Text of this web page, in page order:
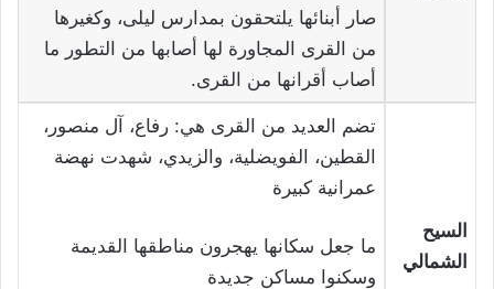
صار أبنائها يلتحقون بمدارس ليلى، وكغيرها
من القرى المجاورة لها أصابها من التطور ما
أصاب أقرانها من القرى.
السيح
الشمالي
تضم العديد من القرى هي: رفاع، آل منصور،
القطين، الفويضلية، والزيدي، شهدت نهضة
عمرانية كبيرة
ما جعل سكانها يهجرون مناطقها القديمة
وسكنوا مساكن جديدة